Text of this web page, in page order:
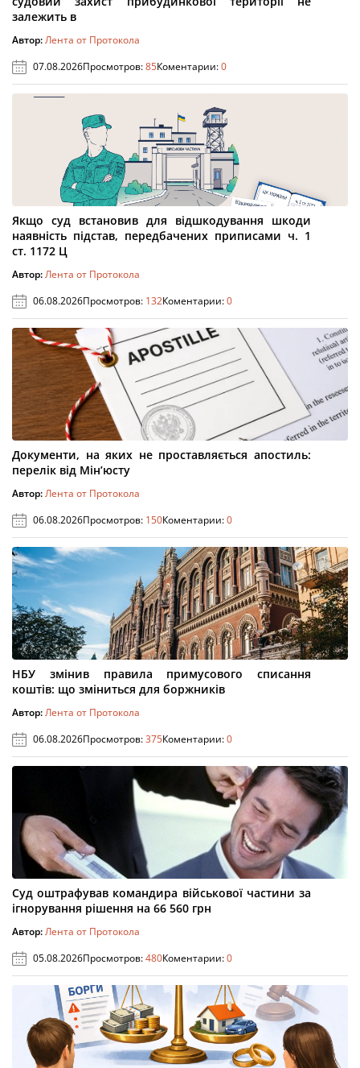
залежить в
Автор:Лента от Протокола
07.08.2026Просмотров:85Коментарии:0
Якщо суд встановив для відшкодування шкоди
наявність підстав, передбачених приписами ч. 1
ст. 1172 Ц
Автор:Лента от Протокола
06.08.2026Просмотров: 132Коментарии:0
Документи, на яких не проставляється апостиль:
перелік від Мін’юсту
Автор:Лента от Протокола
06.08.2026Просмотров: 150Коментарии:0
НБУ змінив правила примусового списання
коштів: що зміниться для боржників
Автор:Лента от Протокола
06.08.2026Просмотров:375Коментарии:0
Суд оштрафував командира військової частини за
ігнорування рішення на 66 560 грн
Автор:Лента от Протокола
05.08.2026Просмотров:480Коментарии:0